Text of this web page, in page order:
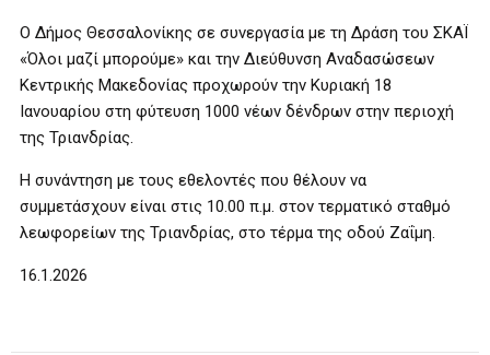
Ο Δήμος Θεσσαλονίκης σε συνεργασία με τη Δράση του ΣΚΑΪ
«Όλοι μαζί μπορούμε» και την Διεύθυνση Αναδασώσεων
Κεντρικής Μακεδονίας προχωρούν την Κυριακή 18
Ιανουαρίου στη φύτευση 1000 νέων δένδρων στην περιοχή
της Τριανδρίας.
Η συνάντηση με τους εθελοντές που θέλουν να
συμμετάσχουν είναι στις 10.00 π.μ. στον τερματικό σταθμό
λεωφορείων της Τριανδρίας, στο τέρμα της οδού Ζαΐμη.
16.1.2026